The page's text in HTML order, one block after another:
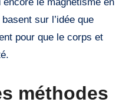
sur l’idée que
pour que le corps et
méthodes